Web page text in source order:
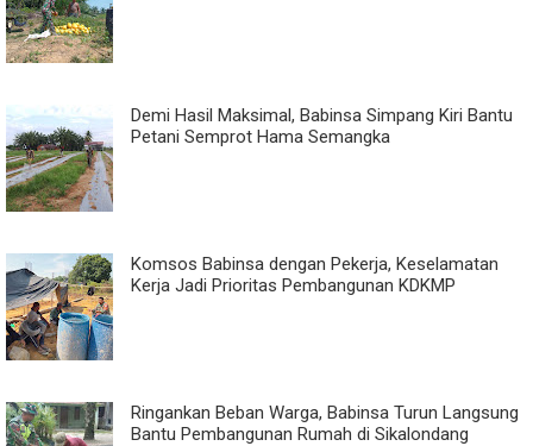
Demi Hasil Maksimal, Babinsa Simpang Kiri Bantu
Petani Semprot Hama Semangka
Komsos Babinsa dengan Pekerja, Keselamatan
Kerja Jadi Prioritas Pembangunan KDKMP
Ringankan Beban Warga, Babinsa Turun Langsung
Bantu Pembangunan Rumah di Sikalondang